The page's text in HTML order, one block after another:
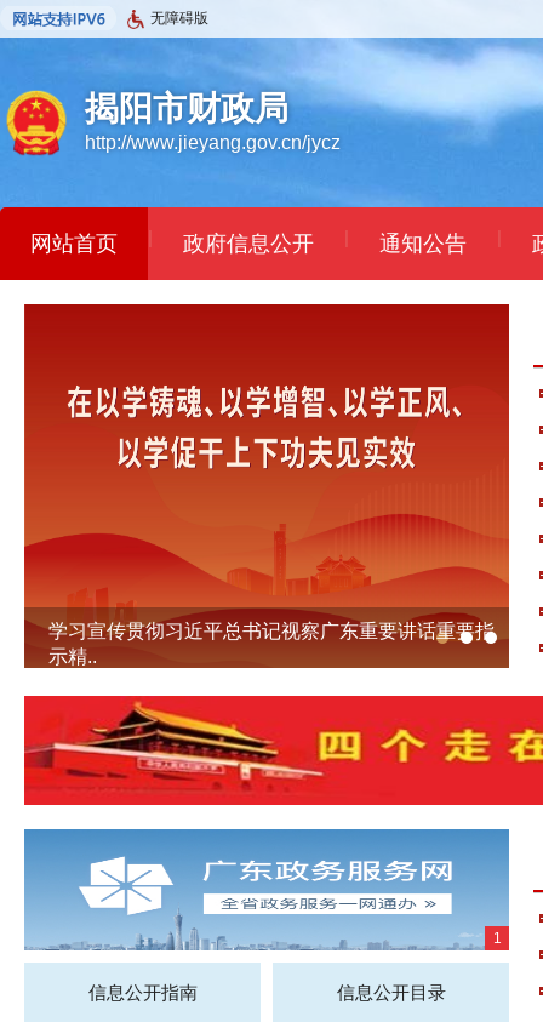
无障碍版
揭阳市财政局
http://www.jieyang.gov.cn/jycz
网站首页 | 政府信息公开 | 通知公告 |
学习宣传贯彻习近平总书记视察广东重要讲话重要指
示精..
1
信息公开指南 信息公开目录